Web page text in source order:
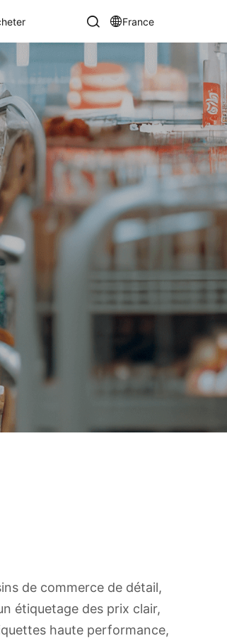
France
de commerce de détail,
étiquetage des prix clair,
haute performance,